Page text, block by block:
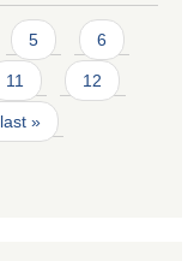
5 6
11 12
last »